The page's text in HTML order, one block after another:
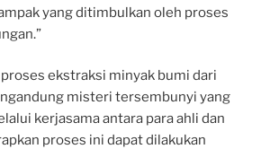
yang ditimbulkan oleh proses
ekstraksi minyak bumi dari
misteri tersembunyi yang
kerjasama antara para ahli dan
proses ini dapat dilakukan